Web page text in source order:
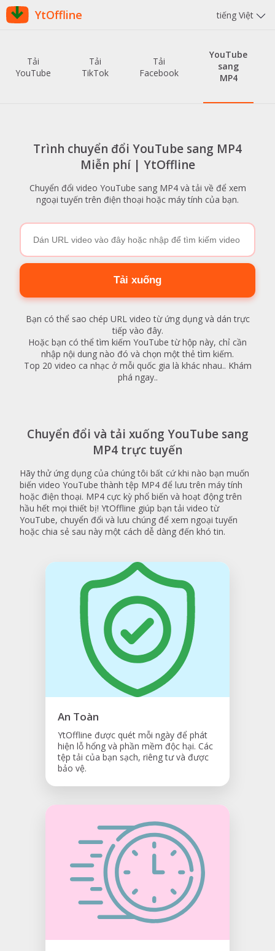
YtOffline tiếng Việt
Tải
YouTube
Tải
TikTok
Tải
Facebook
YouTube
sang
MP4
Trình chuyển đổi YouTube sang MP4
Miễn phí | YtOffline
Chuyển đổi video YouTube sang MP4 và tải về để xem
ngoại tuyến trên điện thoại hoặc máy tính của bạn.
Tải xuống
Bạn có thể sao chép URL video từ ứng dụng và dán trực
tiếp vào đây.
Hoặc bạn có thể tìm kiếm YouTube từ hộp này, chỉ cần
nhập nội dung nào đó và chọn một thẻ tìm kiếm.
Top 20 video ca nhạc ở mỗi quốc gia là khác nhau.. Khám
phá ngay..
Chuyển đổi và tải xuống YouTube sang
MP4 trực tuyến
Hãy thử ứng dụng của chúng tôi bất cứ khi nào bạn muốn
biến video YouTube thành tệp MP4 để lưu trên máy tính
hoặc điện thoại. MP4 cực kỳ phổ biến và hoạt động trên
hầu hết mọi thiết bị! YtOffline giúp bạn tải video từ
YouTube, chuyển đổi và lưu chúng để xem ngoại tuyến
hoặc chia sẻ sau này một cách dễ dàng đến khó tin.
An Toàn
YtOffline được quét mỗi ngày để phát
hiện lỗ hổng và phần mềm độc hại. Các
tệp tải của bạn sạch, riêng tư và được
bảo vệ.